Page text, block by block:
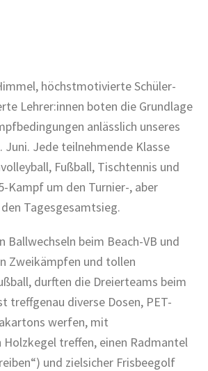
höchstmotivierte Schüler-
Lehrer:innen boten die Grundlage
anlässlich unseres
Juni. Jede teilnehmende Klasse
Fußball, Tischtennis und
Kampf um den Turnier-, aber
Tagesgesamtsieg.
Ballwechseln beim Beach-VB und
Zweikämpfen und tollen
durften die Dreierteams beim
treffgenau diverse Dosen, PET-
werfen, mit
Holzkegel treffen, einen Radmantel
und zielsicher Frisbeegolf